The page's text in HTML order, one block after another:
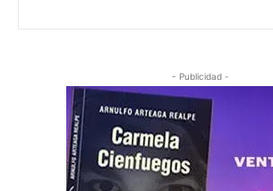
- Publicidad -